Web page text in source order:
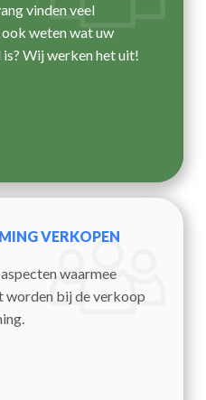
vinden veel
weten wat uw
Wij werken het uit!
VERKOPEN
waarmee
worden bij de verkoop